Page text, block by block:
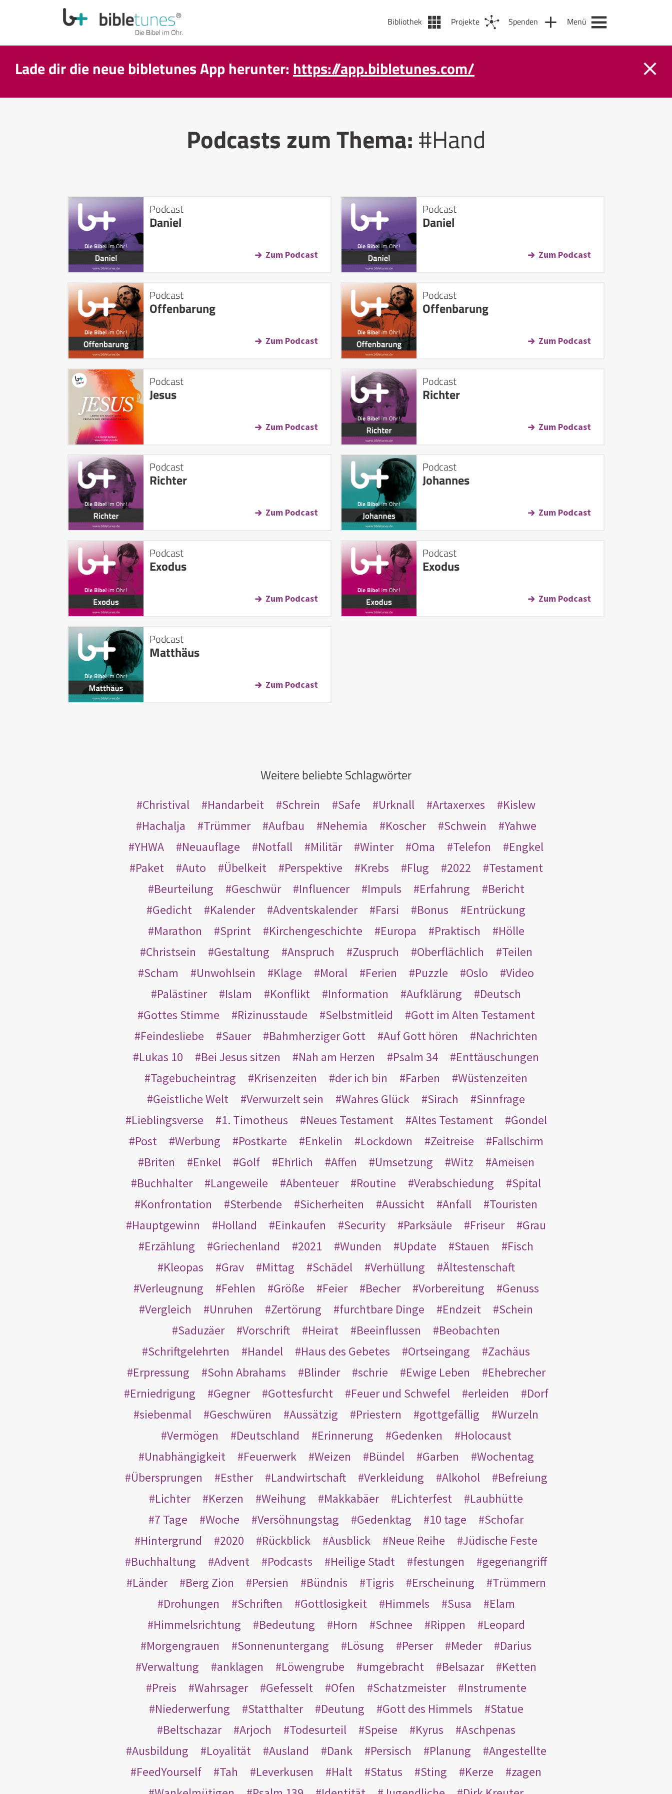
Bibliothek Projekte Spenden Menü
Lade dir die neue bibletunes App herunter: https://app.bibletunes.com/
Podcasts zum Thema:#Hand
Podcast
Daniel
Zum Podcast
Podcast
Daniel
Zum Podcast
Podcast
Offenbarung
Zum Podcast
Podcast
Offenbarung
Zum Podcast
Podcast
Jesus
Zum Podcast
Podcast
Richter
Zum Podcast
Podcast
Richter
Zum Podcast
Podcast
Johannes
Zum Podcast
Podcast
Exodus
Zum Podcast
Podcast
Exodus
Zum Podcast
Podcast
Matthäus
Zum Podcast
Weitere beliebte Schlagwörter
Christival Handarbeit Schrein Safe Urknall Artaxerxes
Kislew
Hachalja
Trümmer Aufbau Nehemia Koscher Schwein
Yahwe
YHWA
Neuauflage Notfall Militär Winter Oma Telefon
Engkel
Paket
Auto Übelkeit Perspektive Krebs Flug 2022
Testament
Beurteilung
Geschwür Influencer Impuls Erfahrung
Bericht
Gedicht
Kalender Adventskalender Farsi Bonus
Entrückung
Marathon
Sprint Kirchengeschichte Europa Praktisch
Hölle
Christsein
Gestaltung Anspruch Zuspruch Oberflächlich
Teilen
Scham
Unwohlsein Klage Moral Ferien Puzzle Oslo
Video
Palästiner
Islam Konflikt Information Aufklärung
Deutsch
Gottes Stimme
Rizinusstaude Selbstmitleid
Gott im Alten Testament
Feindesliebe
Sauer Bahmherziger Gott Auf Gott hören
Nachrichten
Lukas 10
Bei Jesus sitzen Nah am Herzen Psalm 34
Enttäuschungen
Tagebucheintrag
Krisenzeiten der ich bin Farben
Wüstenzeiten
Geistliche Welt
Verwurzelt sein Wahres Glück Sirach
Sinnfrage
Lieblingsverse
1. Timotheus Neues Testament Altes Testament
Gondel
Post
Werbung Postkarte Enkelin Lockdown Zeitreise
Fallschirm
Briten
Enkel Golf Ehrlich Affen Umsetzung Witz
Ameisen
Buchhalter
Langeweile Abenteuer Routine Verabschiedung
Spital
Konfrontation
Sterbende Sicherheiten Aussicht Anfall
Touristen
Hauptgewinn
Holland Einkaufen Security Parksäule Friseur
Grau
Erzählung
Griechenland 2021 Wunden Update Stauen
Fisch
Kleopas
Grav Mittag Schädel Verhüllung
Ältestenschaft
Verleugnung
Fehlen Größe Feier Becher Vorbereitung
Genuss
Vergleich
Unruhen Zertörung furchtbare Dinge Endzeit
Schein
Saduzäer
Vorschrift Heirat Beeinflussen
Beobachten
Schriftgelehrten
Handel Haus des Gebetes Ortseingang
Zachäus
Erpressung
Sohn Abrahams Blinder schrie Ewige Leben
Ehebrecher
Erniedrigung
Gegner Gottesfurcht Feuer und Schwefel erleiden
Dorf
siebenmal
Geschwüren Aussätzig Priestern gottgefällig
Wurzeln
Vermögen
Deutschland Erinnerung Gedenken
Holocaust
Unabhängigkeit
Feuerwerk Weizen Bündel Garben
Wochentag
Übersprungen
Esther Landwirtschaft Verkleidung Alkohol
Befreiung
Lichter
Kerzen Weihung Makkabäer Lichterfest
Laubhütte
7 Tage
Woche Versöhnungstag Gedenktag 10 tage
Schofar
Hintergrund
2020 Rückblick Ausblick Neue Reihe
Jüdische Feste
Buchhaltung
Advent Podcasts Heilige Stadt festungen
gegenangriff
Länder
Berg Zion Persien Bündnis Tigris Erscheinung
Trümmern
Drohungen
Schriften Gottlosigkeit Himmels Susa
Elam
Himmelsrichtung
Bedeutung Horn Schnee Rippen
Leopard
Morgengrauen
Sonnenuntergang Lösung Perser Meder
Darius
Verwaltung
anklagen Löwengrube umgebracht Belsazar
Ketten
Preis
Wahrsager Gefesselt Ofen Schatzmeister
Instrumente
Niederwerfung
Statthalter Deutung Gott des Himmels
Statue
Beltschazar
Arjoch Todesurteil Speise Kyrus
Aschpenas
Ausbildung
Loyalität Ausland Dank Persisch Planung
Angestellte
FeedYourself
Tah Leverkusen Halt Status Sting Kerze
zagen